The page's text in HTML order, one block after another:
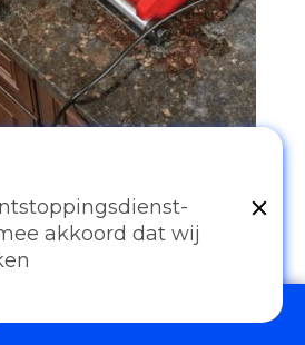
akkoord dat wij